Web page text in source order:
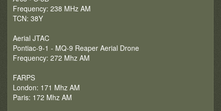
Frequency: 238 MHz AM
TCN: 38Y
Aerial JTAC
Pontiac-9-1 - MQ-9 Reaper Aerial Drone
Frequency: 272 Mhz AM
FARPS
London: 171 Mhz AM
Paris: 172 Mhz AM